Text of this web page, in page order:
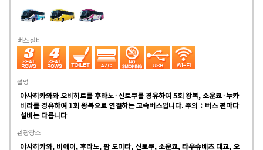
버스 설비
설명
아사히카와와 오비히로를 후라노·신토쿠를 경유하여 5회 왕복, 소운쿄·누카
비라를 경유하여 1회 왕복으로 연결하는 고속버스입니다. 주의：버스 편마다
설비는 다릅니다
관광장소
아사히카와, 비에이, 후라노, 팜 도미타, 신토쿠, 소운쿄, 타우슈베츠 대교, 오